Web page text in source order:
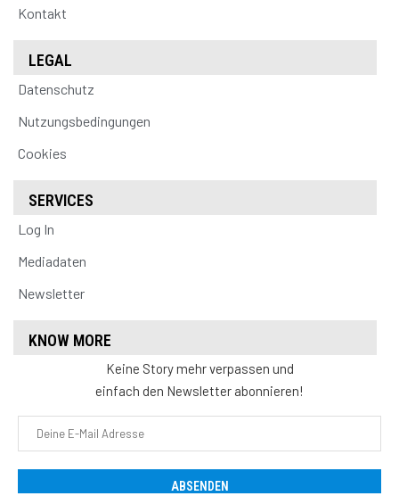
Kontakt
LEGAL
Datenschutz
Nutzungsbedingungen
Cookies
SERVICES
Log In
Mediadaten
Newsletter
KNOW MORE
Keine Story mehr verpassen und
einfach den Newsletter abonnieren!